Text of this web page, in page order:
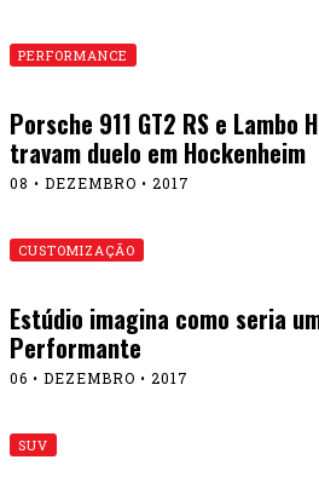
PERFORMANCE
Porsche 911 GT2 RS e
travam duelo em Hockenheim
08 • DEZEMBRO • 2017
CUSTOMIZAÇÃO
Estúdio imagina como seria
Performante
06 • DEZEMBRO • 2017
SUV